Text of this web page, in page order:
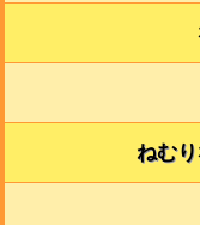
ねむ